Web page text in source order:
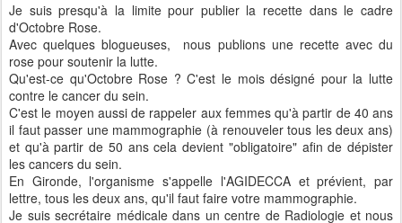
Je suis presqu'à la limite pour publier la recette dans le cadre
d'Octobre Rose.
Avec quelques blogueuses, nous publions une recette avec du
rose pour soutenir la lutte.
Qu'est-ce qu'Octobre Rose ? C'est le mois désigné pour la lutte
contre le cancer du sein.
C'est le moyen aussi de rappeler aux femmes qu'à partir de 40 ans
il faut passer une mammographie (à renouveler tous les deux ans)
et qu'à partir de 50 ans cela devient "obligatoire" afin de dépister
les cancers du sein.
En Gironde, l'organisme s'appelle l'AGIDECCA et prévient, par
lettre, tous les deux ans, qu'il faut faire votre mammographie.
Je suis secrétaire médicale dans un centre de Radiologie et nous